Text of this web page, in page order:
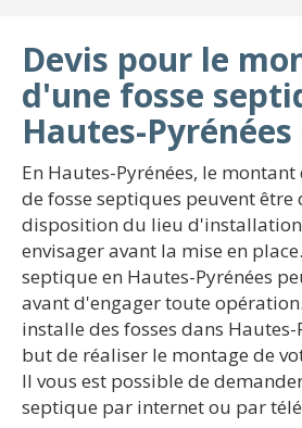
Devis pour le
d'une fosse
Hautes-Pyrénées
En Hautes-Pyrénées, le
de fosse septiques peuvent être
disposition du lieu d'installation
envisager avant la mise en
septique en Hautes-Pyrénées
avant d'engager toute
installe des fosses dans Hautes-
but de réaliser le montage de
Il vous est possible de
septique par internet ou par